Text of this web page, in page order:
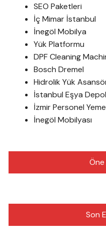
SEO Paketleri
İç Mimar İstanbul
İnegöl Mobilya
Yük Platformu
DPF Cleaning
Bosch Dremel
Hidrolik Yük
İstanbul Eşya
İzmir Personel
İnegöl Mobilyası
Öne
Son